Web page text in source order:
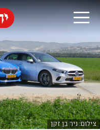
צילום: ניר בן זקן